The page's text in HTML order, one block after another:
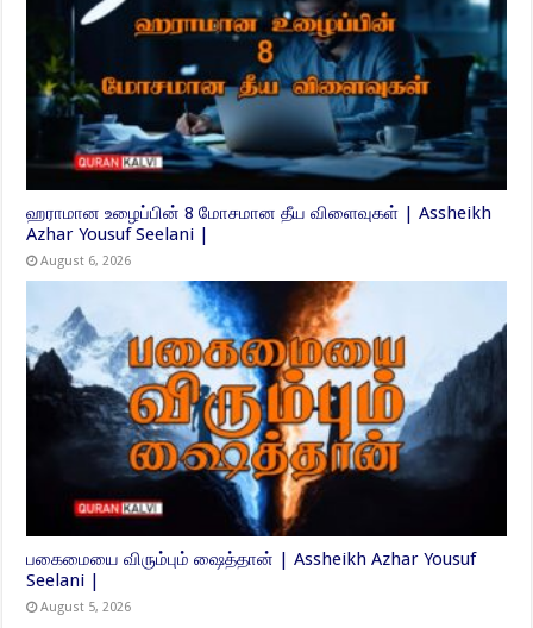
ஹராமான உழைப்பின் 8 மோசமான தீய விளைவுகள் | Assheikh
Azhar Yousuf Seelani |
August 6, 2026
பகைமையை விரும்பும் ஷைத்தான் | Assheikh Azhar Yousuf
Seelani |
August 5, 2026